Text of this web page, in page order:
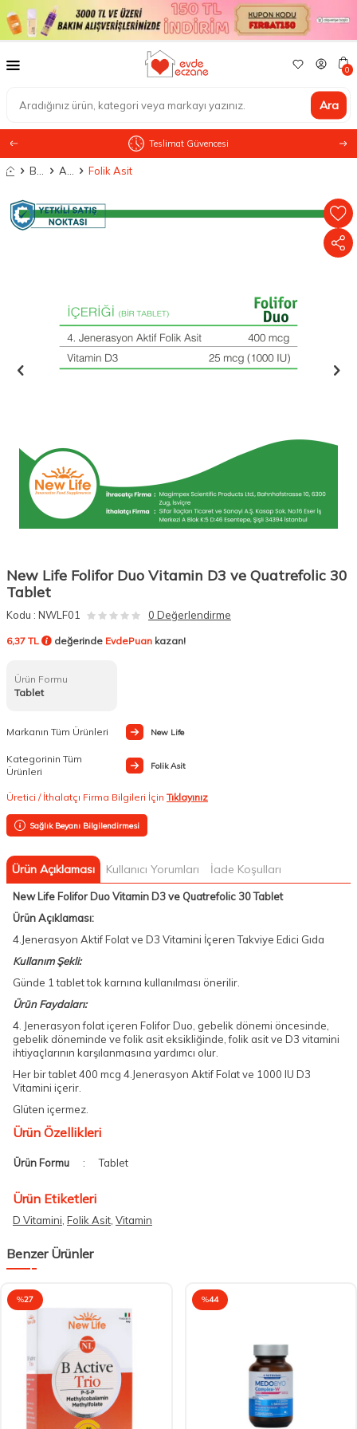
Ara
0
Teslimat Güvencesi
Anasayfa Folik Asit
New Life Folifor Duo Vitamin D3 ve Quatrefolic 30
Tablet
Kodu : NWLF01 0 Değerlendirme
6,37 TL değerinde EvdePuan kazan!
Ürün Formu
Tablet
Markanın Tüm Ürünleri New Life
Kategorinin Tüm
Ürünleri
Folik Asit
Üretici / İthalatçı Firma Bilgileri İçin Tıklayınız
Sağlık Beyanı Bilgilendirmesi
Ürün Açıklaması Kullanıcı Yorumları İade Koşulları
New Life Folifor Duo Vitamin D3 ve Quatrefolic 30 Tablet
Ürün Açıklaması:
4.Jenerasyon Aktif Folat ve D3 Vitamini İçeren Takviye Edici Gıda
Kullanım Şekli:
Günde 1 tablet tok karnına kullanılması önerilir.
Ürün Faydaları:
4. Jenerasyon folat içeren Folifor Duo, gebelik dönemi öncesinde,
gebelik döneminde ve folik asit eksikliğinde, folik asit ve D3 vitamini
ihtiyaçlarının karşılanmasına yardımcı olur.
Her bir tablet 400 mcg 4.Jenerasyon Aktif Folat ve 1000 IU D3
Vitamini içerir.
Glüten içermez.
Ürün Özellikleri
Ürün Formu : Tablet
Ürün Etiketleri
D Vitamini, Folik Asit, Vitamin
Benzer Ürünler
%27 %44